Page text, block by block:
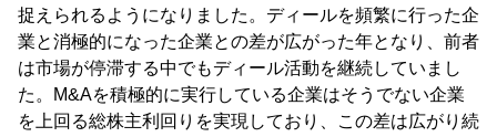
捉えられるようになりました。ディールを頻繁に行った企
業と消極的になった企業との差が広がった年となり、前者
は市場が停滞する中でもディール活動を継続していまし
た。M&Aを積極的に実行している企業はそうでない企業
を上回る総株主利回りを実現しており、この差は広がり続